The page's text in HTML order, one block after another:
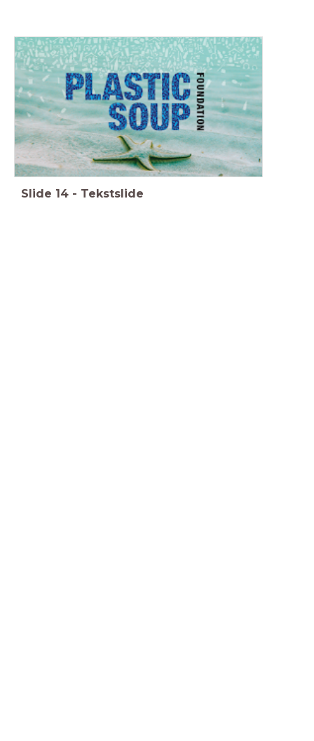
Slide 14 - Tekstslide